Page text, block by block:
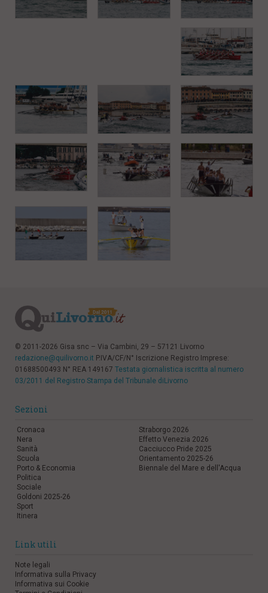
© 2011-2026 Gisa snc – Via Cambini, 29 – 57121 Livorno
redazione@quilivorno.it P.IVA/CF/N° Iscrizione Registro Imprese:
01688500493 N° REA 149167 Testata giornalistica iscritta al numero
03/2011 del Registro Stampa del Tribunale diLivorno
Sezioni
Cronaca
Nera
Sanità
Scuola
Porto & Economia
Politica
Sociale
Goldoni 2025-26
Sport
Itinera
Straborgo 2026
Effetto Venezia 2026
Cacciucco Pride 2025
Orientamento 2025-26
Biennale del Mare e dell'Acqua
Link utili
Note legali
Informativa sulla Privacy
Informativa sui Cookie